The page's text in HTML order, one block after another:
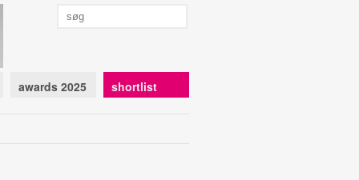
awards 2025 shortlist